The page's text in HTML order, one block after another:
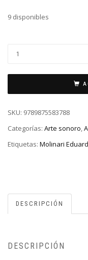
9 disponibles
SKU: 9789875583788
Categorías: Arte sonoro,
Etiquetas: Molinari
DESCRIPCIÓN
DESCRIPCIÓN